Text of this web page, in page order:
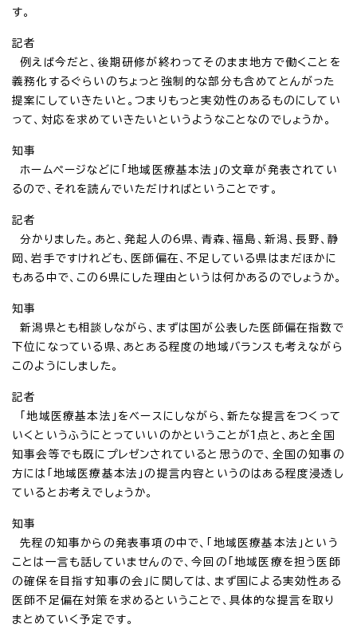
す。
記者
例えば今だと、後期研修が終わってそのまま地方で働くことを
義務化するぐらいのちょっと強制的な部分も含めてとんがった
提案にしていきたいと。つまりもっと実効性のあるものにしてい
って、対応を求めていきたいというようなことなのでしょうか。
知事
ホームページなどに「地域医療基本法」の文章が発表されてい
るので、それを読んでいただければということです。
記者
分かりました。あと、発起人の6県、青森、福島、新潟、長野、静
岡、岩手ですけれども、医師偏在、不足している県はまだほかに
もある中で、この6県にした理由というは何かあるのでしょうか。
知事
新潟県とも相談しながら、まずは国が公表した医師偏在指数で
下位になっている県、あとある程度の地域バランスも考えながら
このようにしました。
記者
「地域医療基本法」をベースにしながら、新たな提言をつくって
いくというふうにとっていいのかということが1点と、あと全国
知事会等でも既にプレゼンされていると思うので、全国の知事の
方には「地域医療基本法」の提言内容というのはある程度浸透し
ているとお考えでしょうか。
知事
先程の知事からの発表事項の中で、「地域医療基本法」という
ことは一言も話していませんので、今回の「地域医療を担う医師
の確保を目指す知事の会」に関しては、まず国による実効性ある
医師不足偏在対策を求めるということで、具体的な提言を取り
まとめていく予定です。